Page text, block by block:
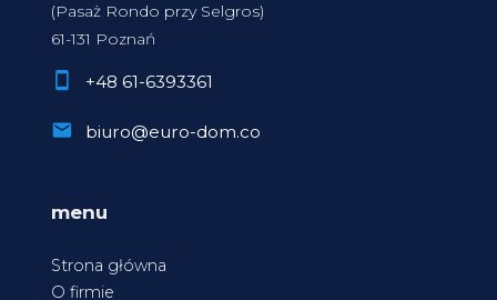
(Pasaż Rondo przy Selgros)
61-131 Poznań
+48 61-6393361
biuro@euro-dom.co
menu
Strona główna
O firmie